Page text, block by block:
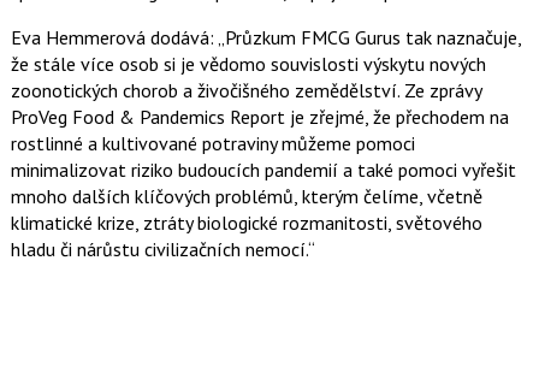
Eva Hemmerová dodává: Průzkum FMCG Gurus tak naznačuje,
že stále více osob si je vědomo souvislosti výskytu nových
zoonotických chorob a živočišného zemědělství. Ze zprávy
ProVeg Food & Pandemics Report je zřejmé, že přechodem na
rostlinné a kultivované potraviny můžeme pomoci
minimalizovat riziko budoucích pandemií a také pomoci vyřešit
mnoho dalších klíčových problémů, kterým čelíme, včetně
klimatické krize, ztráty biologické rozmanitosti, světového
hladu či nárůstu civilizačních nemocí.